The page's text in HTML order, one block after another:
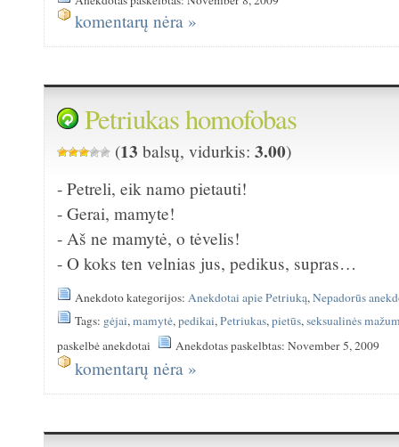
komentarų nėra »
Petriukas homofobas
(13 balsų, vidurkis:3.00)
- Petreli, eik namo pietauti!
- Gerai, mamyte!
- Aš ne mamytė, o tėvelis!
- O koks ten velnias jus, pedikus, supras…
Anekdoto kategorijos:Anekdotai apie Petriuką,Nepadorūs
Tags: gėjai,mamytė,pedikai,Petriukas,pietūs,seksualinės
paskelbė anekdotai
Anekdotas paskelbtas: November 5, 2009
komentarų nėra »